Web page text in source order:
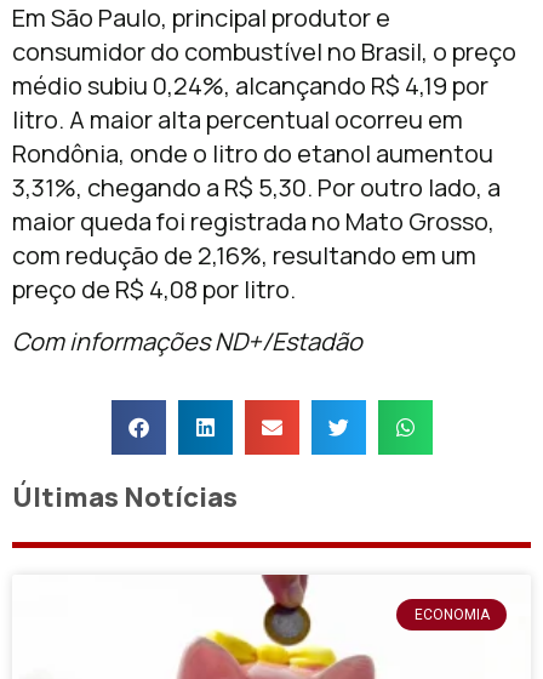
Em São Paulo, principal produtor e
consumidor do combustível no Brasil, o preço
médio subiu 0,24%, alcançando R$ 4,19 por
litro. A maior alta percentual ocorreu em
Rondônia, onde o litro do etanol aumentou
3,31%, chegando a R$ 5,30. Por outro lado, a
maior queda foi registrada no Mato Grosso,
com redução de 2,16%, resultando em um
preço de R$ 4,08 por litro.
Com informações ND+/Estadão
Últimas Notícias
ECONOMIA